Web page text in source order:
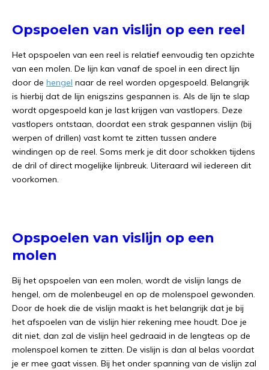
Opspoelen van vislijn op een reel
Het opspoelen van een reel is relatief eenvoudig ten opzichte
van een molen. De lijn kan vanaf de spoel in een direct lijn
door de hengel naar de reel worden opgespoeld. Belangrijk
is hierbij dat de lijn enigszins gespannen is. Als de lijn te slap
wordt opgespoeld kan je last krijgen van vastlopers. Deze
vastlopers ontstaan, doordat een strak gespannen vislijn (bij
werpen of drillen) vast komt te zitten tussen andere
windingen op de reel. Soms merk je dit door schokken tijdens
de dril of direct mogelijke lijnbreuk. Uiteraard wil iedereen dit
voorkomen.
Opspoelen van vislijn op een
molen
Bij het opspoelen van een molen, wordt de vislijn langs de
hengel, om de molenbeugel en op de molenspoel gewonden.
Door de hoek die de vislijn maakt is het belangrijk dat je bij
het afspoelen van de vislijn hier rekening mee houdt. Doe je
dit niet, dan zal de vislijn heel gedraaid in de lengteas op de
molenspoel komen te zitten. De vislijn is dan al belas voordat
je er mee gaat vissen. Bij het onder spanning van de vislijn zal